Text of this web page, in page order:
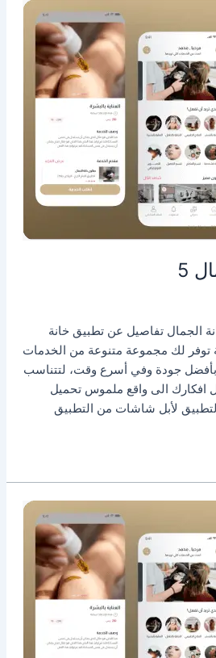
5
الجمال تفاصيل عن تطبيق خانة
توفر لك مجموعة متنوعة من الخدمات
بأفضل جودة وفي أسرع وقت، لتتناسب
افكارك الى واقع ملموس تحميل
لأبل شاشات من التطبيق